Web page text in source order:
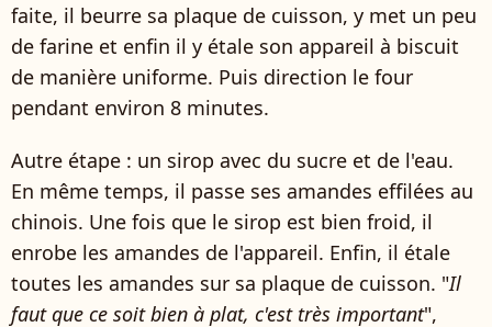
faite, il beurre sa plaque de cuisson, y met un peu
de farine et enfin il y étale son appareil à biscuit
de manière uniforme. Puis direction le four
pendant environ 8 minutes.
Autre étape : un sirop avec du sucre et de l'eau.
En même temps, il passe ses amandes effilées au
chinois. Une fois que le sirop est bien froid, il
enrobe les amandes de l'appareil. Enfin, il étale
toutes les amandes sur sa plaque de cuisson. "Il
faut que ce soit bien à plat, c'est très important",